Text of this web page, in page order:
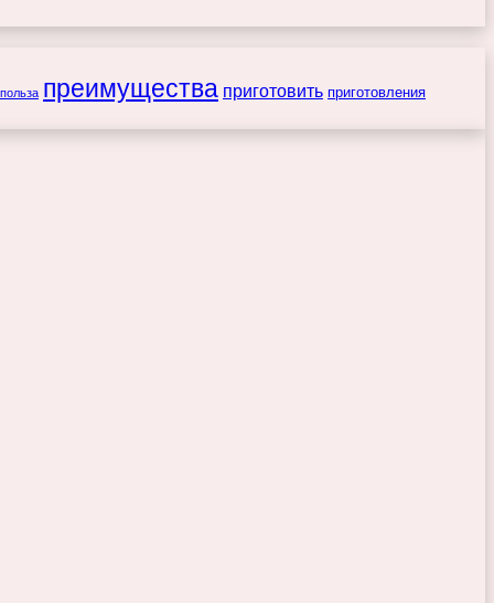
польза преимущества приготовить приготовления